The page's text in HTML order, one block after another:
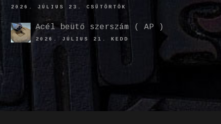
2026. JÚLIUS 23. CSÜTÖRTÖK
Acél beütő szerszám ( AP )
2026. JÚLIUS 21. KEDD